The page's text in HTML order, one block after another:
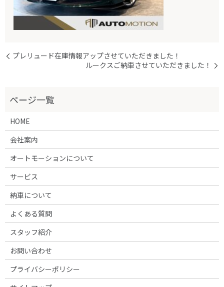
プレリュード在庫情報アップさせていただきました！
ルークスご納車させていただきました！
HOME
会社案内
オートモーションについて
サービス
納車について
よくある質問
スタッフ紹介
お問い合わせ
プライバシーポリシー